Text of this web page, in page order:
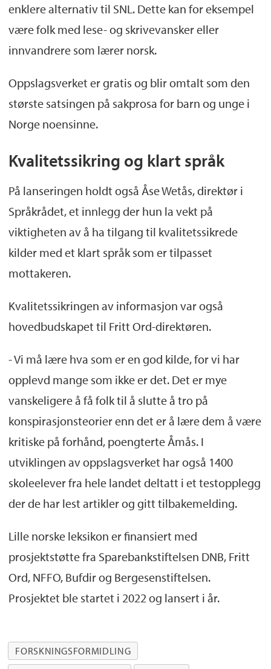
enklere alternativ til SNL. Dette kan for eksempel
være folk med lese- og skrivevansker eller
innvandrere som lærer norsk.
Oppslagsverket er gratis og blir omtalt som den
største satsingen på sakprosa for barn og unge i
Norge noensinne.
Kvalitetssikring og klart språk
På lanseringen holdt også Åse Wetås, direktør i
Språkrådet, et innlegg der hun la vekt på
viktigheten av å ha tilgang til kvalitetssikrede
kilder med et klart språk som er tilpasset
mottakeren.
Kvalitetssikringen av informasjon var også
hovedbudskapet til Fritt Ord-direktøren.
- Vi må lære hva som er en god kilde, for vi har
opplevd mange som ikke er det. Det er mye
vanskeligere å få folk til å slutte å tro på
konspirasjonsteorier enn det er å lære dem å være
kritiske på forhånd, poengterte Åmås. I
utviklingen av oppslagsverket har også 1400
skoleelever fra hele landet deltatt i et testopplegg
der de har lest artikler og gitt tilbakemelding.
Lille norske leksikon er finansiert med
prosjektstøtte fra Sparebankstiftelsen DNB, Fritt
Ord, NFFO, Bufdir og Bergesenstiftelsen.
Prosjektet ble startet i 2022 og lansert i år.
FORSKNINGSFORMIDLING